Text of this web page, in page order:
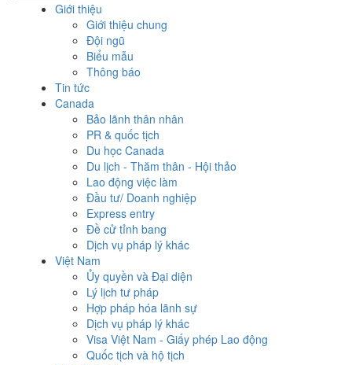
Giới thiệu
Giới thiệu chung
Đội ngũ
Biểu mẫu
Thông báo
Tin tức
Canada
Bảo lãnh thân nhân
PR & quốc tịch
Du học Canada
Du lịch - Thăm thân - Hội thảo
Lao động việc làm
Đầu tư/ Doanh nghiệp
Express entry
Đề cử tỉnh bang
Dịch vụ pháp lý khác
Việt Nam
Ủy quyền và Đại diện
Lý lịch tư pháp
Hợp pháp hóa lãnh sự
Dịch vụ pháp lý khác
Visa Việt Nam - Giấy phép Lao động
Quốc tịch và hộ tịch